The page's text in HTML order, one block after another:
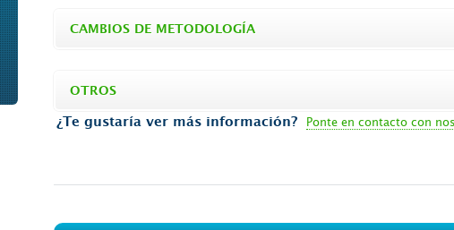
CAMBIOS DE METODOLOGÍA
OTROS
¿Te gustaría ver más información? Ponte en contacto con